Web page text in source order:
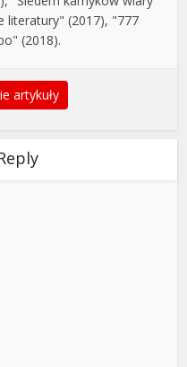
literatury" (2017), "777
(2018).
artykuły